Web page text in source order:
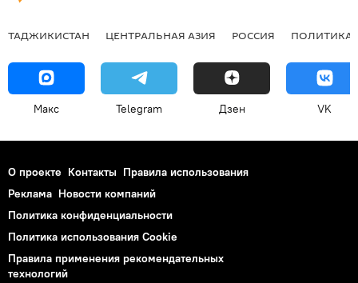
ТАДЖИКИСТАН ЦЕНТРАЛЬНАЯ АЗИЯ РОССИЯ ПОЛИТИКА
Макс Telegram Дзен VK
О проекте Контакты Правила использования
Реклама Новости компаний
Политика конфиденциальности
Политика использования Cookie
Правила применения рекомендательных
технологий